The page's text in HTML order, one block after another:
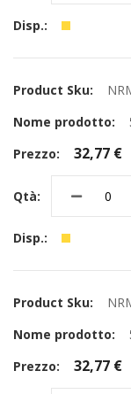
32,77 €
32,77 €